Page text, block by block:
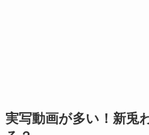
実写動画が多い！新兎